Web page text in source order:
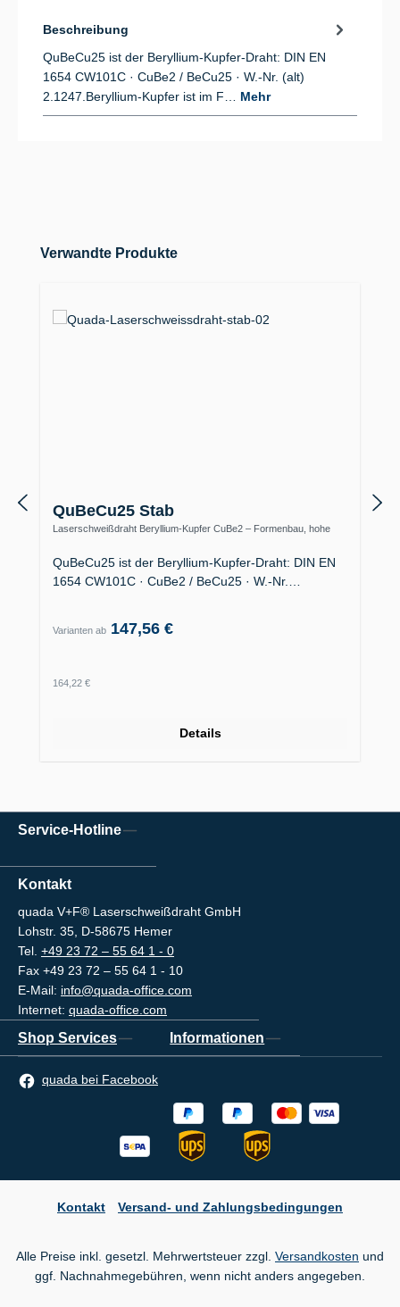
Beschreibung
QuBeCu25 ist der Beryllium-Kupfer-Draht: DIN EN
1654 CW101C · CuBe2 / BeCu25 · W.-Nr. (alt)
2.1247.Beryllium-Kupfer ist im F… Mehr
Produktgalerie überspringen
Verwandte Produkte
QuBeCu25 Stab
Laserschweißdraht Beryllium-Kupfer CuBe2 – Formenbau, hohe
QuBeCu25 ist der Beryllium-Kupfer-Draht: DIN EN
1654 CW101C · CuBe2 / BeCu25 · W.-Nr.…
Varianten ab 147,56 €
Regulärer Preis:
164,22 €
Details
Service-Hotline
Kontakt
quada V+F® Laserschweißdraht GmbH
Lohstr. 35, D-58675 Hemer
Tel. +49 23 72 – 55 64 1 - 0
Fax +49 23 72 – 55 64 1 - 10
E-Mail: info@quada-office.com
Internet: quada-office.com
Shop Services Informationen
quada bei Facebook
Kontakt Versand- und Zahlungsbedingungen
Alle Preise inkl. gesetzl. Mehrwertsteuer zzgl. Versandkosten und
ggf. Nachnahmegebühren, wenn nicht anders angegeben.